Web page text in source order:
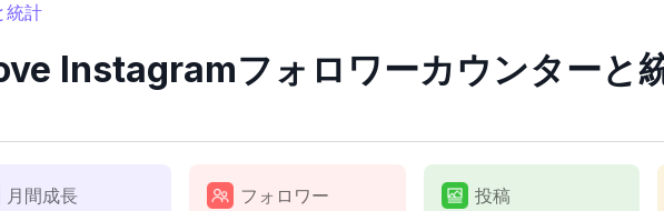
統計
Instagramフォロワーカウンターと
月間成長 フォロワー 投稿